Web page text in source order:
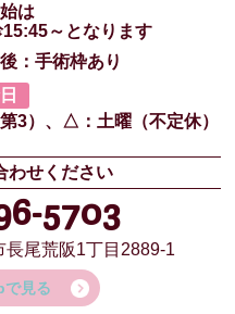
は
～となります
：手術枠あり
3）、 △：土曜（不定休）
わせください
5703
長尾荒阪1丁目2889-1
見る